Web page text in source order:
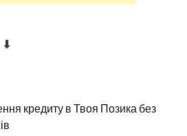
⬇
кредиту в Твоя Позика без